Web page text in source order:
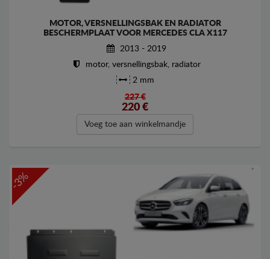
MOTOR, VERSNELLINGSBAK EN RADIATOR
BESCHERMPLAAT VOOR MERCEDES CLA X117
2013 - 2019
motor, versnellingsbak, radiator
2 mm
227 €
220 €
Voeg toe aan winkelmandje
-3%